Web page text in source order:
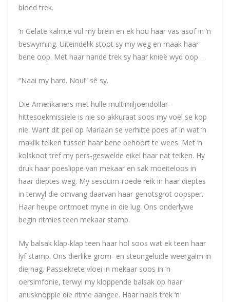
bloed trek.
‘n Gelate kalmte vul my brein en ek hou haar vas asof in ‘n
beswyming. Uiteindelik stoot sy my weg en maak haar
bene oop. Met haar hande trek sy haar knieë wyd oop …
“Naai my hard. Nou!” sê sy.
Die Amerikaners met hulle multimiljoendollar-
hittesoekmissiele is nie so akkuraat soos my voël se kop
nie. Want dit peil op Mariaan se verhitte poes af in wat ‘n
maklik teiken tussen haar bene behoort te wees. Met ‘n
kolskoot tref my pers-geswelde eikel haar nat teiken. Hy
druk haar poeslippe van mekaar en sak moeiteloos in
haar dieptes weg. My sesduim-roede reik in haar dieptes
in terwyl die omvang daarvan haar genotsgrot oopsper.
Haar heupe ontmoet myne in die lug. Ons onderlywe
begin ritmies teen mekaar stamp.
My balsak klap-klap teen haar hol soos wat ek teen haar
lyf stamp. Ons dierlike grom- en steungeluide weergalm in
die nag. Passiekrete vloei in mekaar soos in ‘n
oersimfonie, terwyl my kloppende balsak op haar
anusknoppie die ritme aangee. Haar naels trek ‘n